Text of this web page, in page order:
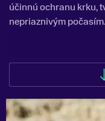
účinnú ochranu krku,
nepriaznivým počasím.